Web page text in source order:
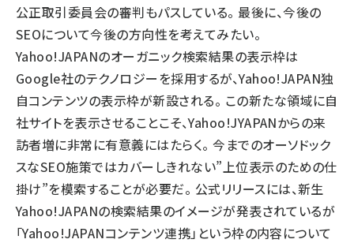
公正取引委員会の審判もパスしている。 最後に、今後の
SEOについて今後の方向性を考えてみたい。
Yahoo!JAPANのオーガニック検索結果の表示枠は
Google社のテクノロジーを採用するが、Yahoo!JAPAN独
自コンテンツの表示枠が新設される。 この新たな領域に自
社サイトを表示させることこそ、Yahoo!JYAPANからの来
訪者増に非常に有意義にはたらく。 今までのオーソドック
スなSEO施策ではカバーしきれない”上位表示のための仕
掛け”を模索することが必要だ。 公式リリースには、新生
Yahoo!JAPANの検索結果のイメージが発表されているが
「Yahoo!JAPANコンテンツ連携」という枠の内容について